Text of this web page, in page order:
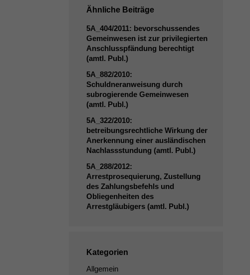
Ähnliche Beiträge
5A_404/2011: bevorschussendes
Gemeinwesen ist zur privilegierten
Anschlusspfändung berechtigt
(amtl. Publ.)
5A_882/2010:
Schuldneranweisung durch
subrogierende Gemeinwesen
(amtl. Publ.)
5A_322/2010:
betreibungsrechtliche Wirkung der
Anerkennung einer ausländischen
Nachlassstundung (amtl. Publ.)
5A_288/2012:
Arrestprosequierung, Zustellung
des Zahlungsbefehls und
Obliegenheiten des
Arrestgläubigers (amtl. Publ.)
Kategorien
Allgemein